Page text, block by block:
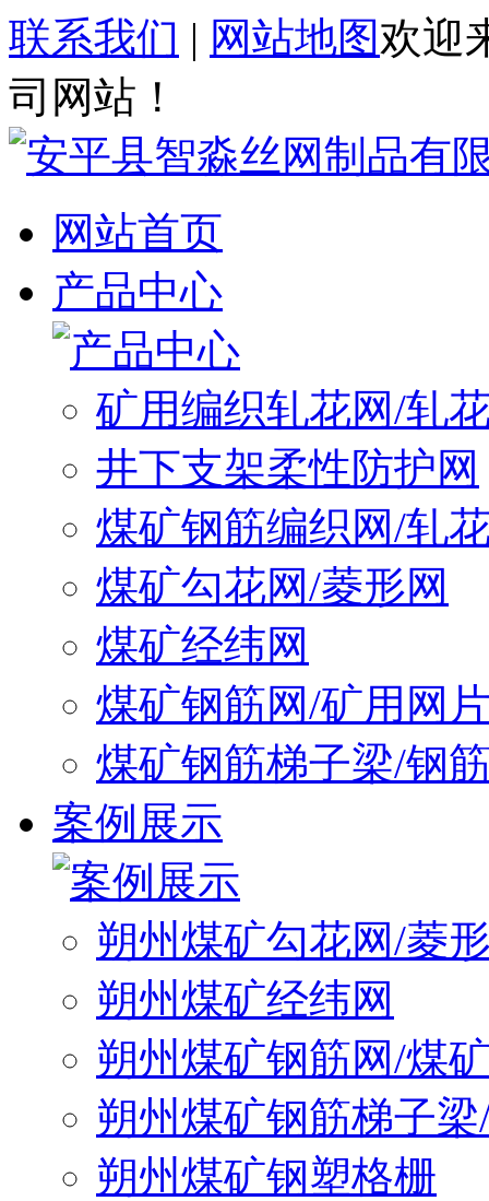
联系我们 | 网站地图欢迎
司网站！
网站首页
产品中心
矿用编织轧花网/轧
井下支架柔性防护网
煤矿钢筋编织网/轧
煤矿勾花网/菱形网
煤矿经纬网
煤矿钢筋网/矿用网
煤矿钢筋梯子梁/钢
案例展示
朔州煤矿勾花网/菱
朔州煤矿经纬网
朔州煤矿钢筋网/煤
朔州煤矿钢筋梯子
朔州煤矿钢塑格栅